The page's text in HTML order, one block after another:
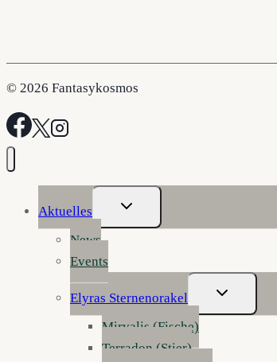
© 2026 Fantasykosmos
Aktuelles
Untermenü
Umschalten
News
Events
Elyras Sternenorakel
Untermenü
Umschalten
Mirvalis (Fische)
Terradon (Stier)